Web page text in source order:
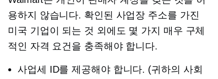
용하지 않습니다. 확인된 사업장 주소를 가진
미국 기업이 되는 것 외에도 몇 가지 매우 구체
적인 자격 요건을 충족해야 합니다.
사업세 ID를 제공해야 합니다. (귀하의 사회